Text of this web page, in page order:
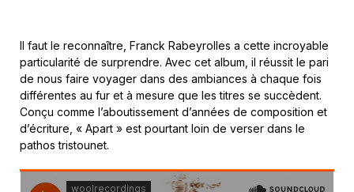
Il faut le reconnaître, Franck Rabeyrolles a cette incroyable
particularité de surprendre. Avec cet album, il réussit le pari
de nous faire voyager dans des ambiances à chaque fois
différentes au fur et à mesure que les titres se succèdent.
Conçu comme l’aboutissement d’années de composition et
d’écriture, « Apart » est pourtant loin de verser dans le
pathos tristounet.